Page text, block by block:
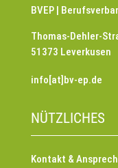
BVEP |
Thomas-Dehler-
51373 Leverkusen
info[at]bv-ep.de
NÜTZLICHES
Kontakt &